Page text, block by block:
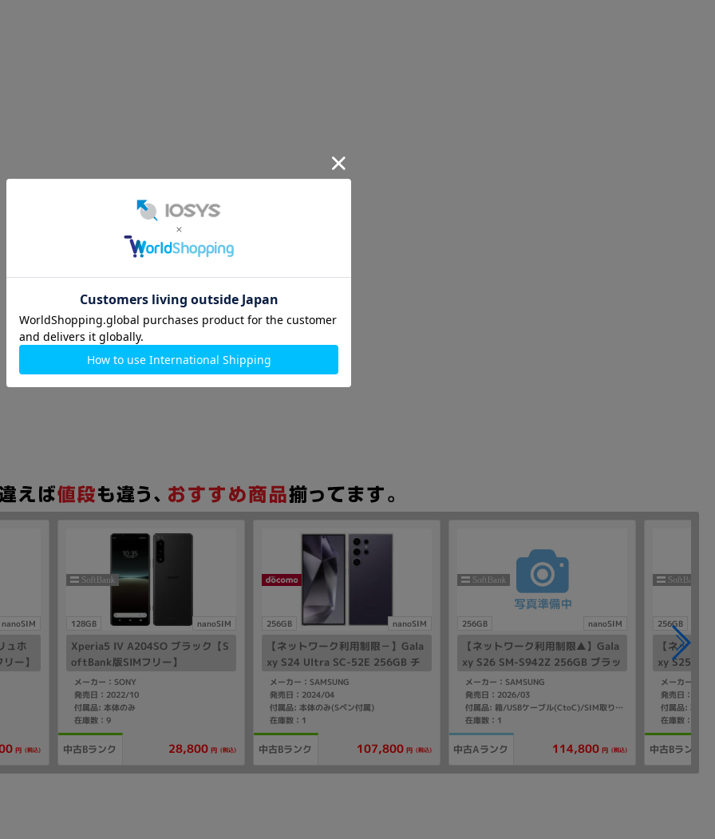
nanoSIM
ュホ
ー】
円 (税込)
128GB nanoSIM
Xperia5 IV A204SO ブラック【S
oftBank版SIMフリー】
メーカー：SONY
発売日：2022/10
付属品: 本体のみ
在庫数：9
中古Bランク 28,800 円 (税込)
256GB nanoSIM
【ネットワーク利用制限－】Gala
xy S24 Ultra SC-52E 256GB チ
タニウムバイオレット【docomo
版 SIMフリー】
メーカー：SAMSUNG
発売日：2024/04
付属品: 本体のみ(Sペン付属)
在庫数：1
中古Bランク 107,800 円 (税込)
256GB nanoSIM
【ネットワーク利用制限▲】Gala
xy S26 SM-S942Z 256GB ブラッ
ク【SoftBank版 SIMフリー】
メーカー：SAMSUNG
発売日：2026/03
付属品: 箱/USBケーブル(CtoC)/SIM取り出し用ピン/クイックスタートガイド
在庫数：1
中古Aランク 114,800 円 (税込)
256GB
【ネット
xy S25
チタニウ
Bank版
メーカー：
発売日：
付属品: 本体
在庫数：1
中古Bランク